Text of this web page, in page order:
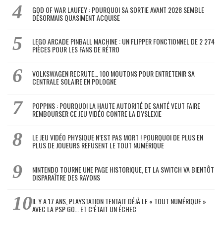
GOD OF WAR LAUFEY : POURQUOI SA SORTIE AVANT 2028 SEMBLE
DÉSORMAIS QUASIMENT ACQUISE
LEGO ARCADE PINBALL MACHINE : UN FLIPPER FONCTIONNEL DE 2 274
PIÈCES POUR LES FANS DE RÉTRO
VOLKSWAGEN RECRUTE… 100 MOUTONS POUR ENTRETENIR SA
CENTRALE SOLAIRE EN POLOGNE
POPPINS : POURQUOI LA HAUTE AUTORITÉ DE SANTÉ VEUT FAIRE
REMBOURSER CE JEU VIDÉO CONTRE LA DYSLEXIE
LE JEU VIDÉO PHYSIQUE N’EST PAS MORT ! POURQUOI DE PLUS EN
PLUS DE JOUEURS REFUSENT LE TOUT NUMÉRIQUE
NINTENDO TOURNE UNE PAGE HISTORIQUE, ET LA SWITCH VA BIENTÔT
DISPARAÎTRE DES RAYONS
IL Y A 17 ANS, PLAYSTATION TENTAIT DÉJÀ LE « TOUT NUMÉRIQUE »
AVEC LA PSP GO… ET C’ÉTAIT UN ÉCHEC